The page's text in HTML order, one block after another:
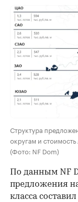
Структура
округам и
(Фото: NF Dom)
По данным NF
предложения
класса